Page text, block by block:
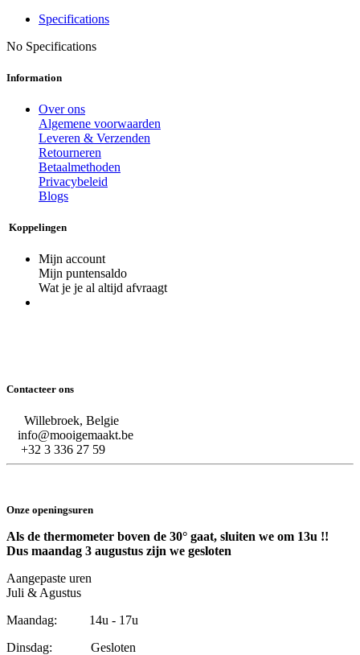
Specifications
No Specifications
Information
Over ons
Algemene voorwaarden
Leveren & Verzenden
Retourneren
Betaalmethoden
Privacybeleid
Blogs
Koppelingen
Mijn account
Mijn puntensaldo
Wat je je al altijd afvraagt
Contacteer ons
Willebroek, Belgie
info@mooigemaakt.be
+32 3 336 27 59
Onze openingsuren
Als de thermometer boven de 30° gaat, sluiten we om 13u !!
Dus maandag 3 augustus zijn we gesloten
Aangepaste uren
Juli & Agustus
Maandag: 14u - 17u
Dinsdag: Gesloten